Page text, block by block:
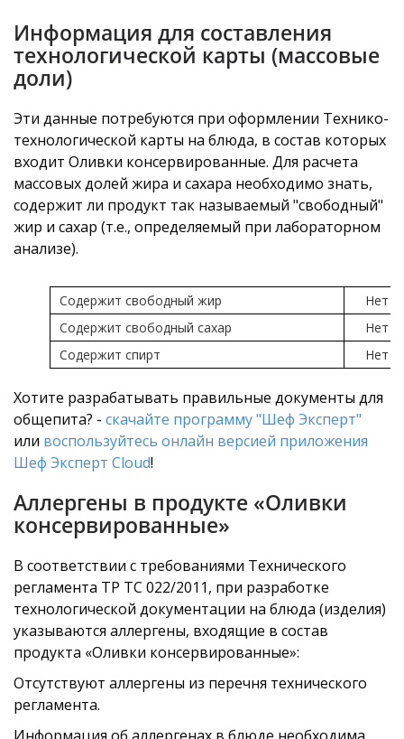
Информация для составления
технологической карты (массовые
доли)
Эти данные потребуются при оформлении Технико-
технологической карты на блюда, в состав которых
входит Оливки консервированные. Для расчета
массовых долей жира и сахара необходимо знать,
содержит ли продукт так называемый "свободный"
жир и сахар (т.е., определяемый при лабораторном
анализе).
Содержит свободный жир
Нет
Содержит свободный сахар
Нет
Содержит спирт
Нет
Хотите разрабатывать правильные документы для
общепита? - скачайте программу "Шеф Эксперт"
или воспользуйтесь онлайн версией приложения
Шеф Эксперт Cloud!
Аллергены в продукте «Оливки
консервированные»
В соответствии с требованиями Технического
регламента ТР ТС 022/2011, при разработке
технологической документации на блюда (изделия)
указываются аллергены, входящие в состав
продукта «Оливки консервированные»:
Отсутствуют аллергены из перечня технического
регламента.